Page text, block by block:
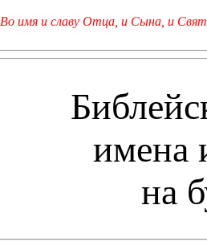
Во имя и славу Отца, и Сына, и
имена
на